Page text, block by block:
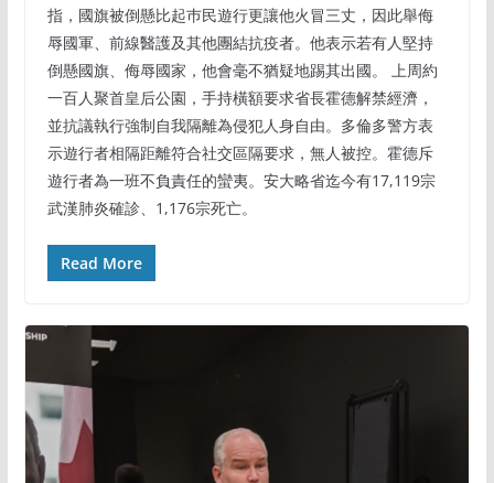
指，國旗被倒懸比起巿民遊行更讓他火冒三丈，因此舉侮
辱國軍、前線醫護及其他團結抗疫者。他表示若有人堅持
倒懸國旗、侮辱國家，他會毫不猶疑地踢其出國。 上周約
一百人聚首皇后公園，手持橫額要求省長霍德解禁經濟，
並抗議執行強制自我隔離為侵犯人身自由。多倫多警方表
示遊行者相隔距離符合社交區隔要求，無人被控。霍德斥
遊行者為一班不負責任的蠻夷。安大略省迄今有17,119宗
武漢肺炎確診、1,176宗死亡。
Read More